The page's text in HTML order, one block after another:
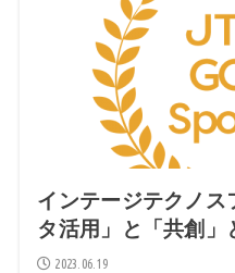
インテージテクノス
タ活用」と「共創」
2023.06.19